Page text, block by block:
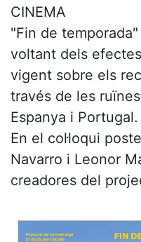
CINEMA
"Fin de
voltant dels
vigent sobre els
través de les
Espanya i Portugal.
En el col·loqui
Navarro i Leonor
creadores del